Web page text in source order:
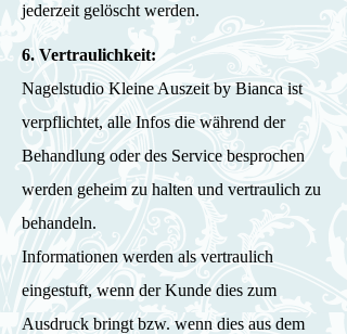
jederzeit gelöscht werden.
6. Vertraulichkeit:
Nagelstudio Kleine Auszeit by Bianca ist
verpflichtet, alle Infos die während der
Behandlung oder des Service besprochen
werden geheim zu halten und vertraulich zu
behandeln.
Informationen werden als vertraulich
eingestuft, wenn der Kunde dies zum
Ausdruck bringt bzw. wenn dies aus dem